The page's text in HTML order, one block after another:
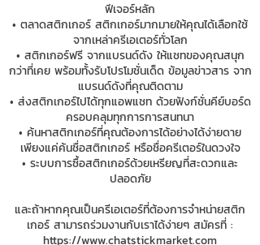
ฟีเจอร์หลัก
• ตลาดสติกเกอร์ สติกเกอร์มากมายให้คุณได้เลือกใช้
จากเหล่าครีเอเตอร์ทั่วโลก
• สติกเกอร์ฟรี จากแบรนด์ดัง ให้แชทของคุณสนุก
กว่าที่เคย พร้อมทั้งรับโปรโมชั่นเด็ด ข้อมูลข่าวสาร จาก
แบรนด์ดังที่คุณติดตาม
• ส่งสติกเกอร์ไปได้ทุกแอพแชท ด้วยฟังก์ชั่นคีย์บอร์ด
ครอบคลุมทุกการการสนทนา
• ค้นหาสติกเกอร์ที่คุณต้องการได้อย่างได้ง่ายดาย
เพียงแค่ค้นชื่อสติกเกอร์ หรือชื่อครีเตอร์ในดวงใจ
• ระบบการซื้อสติกเกอร์ด้วยเหรียญที่สะดวกและ
ปลอดภัย
และถ้าหากคุณเป็นครีเอเตอร์ที่ต้องการจำหน่ายสติก
เกอร์ สามารถร่วมงานกับเราได้ง่ายๆ สมัครที่ :
https://www.chatstickmarket.com